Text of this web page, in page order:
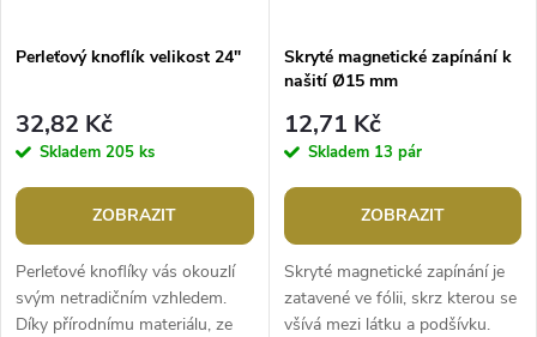
Perleťový knoflík velikost 24"
32,82 Kč
Skladem 205 ks
ZOBRAZIT
Perleťové knoflíky vás okouzlí
svým netradičním vzhledem.
Díky přírodnímu materiálu, ze
Skryté magnetické zapínání k
našití Ø15 mm
12,71 Kč
Skladem 13 pár
ZOBRAZIT
Skryté magnetické zapínání je
zatavené ve fólii, skrz kterou se
všívá mezi látku a podšívku.